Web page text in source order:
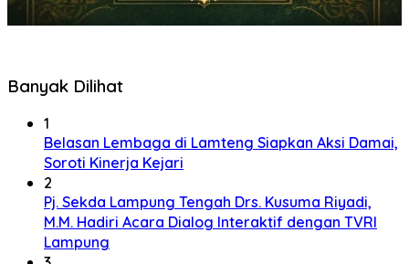
Banyak Dilihat
1
Belasan Lembaga di Lamteng Siapkan Aksi Damai,
Soroti Kinerja Kejari
2
Pj. Sekda Lampung Tengah Drs. Kusuma Riyadi,
M.M. Hadiri Acara Dialog Interaktif dengan TVRI
Lampung